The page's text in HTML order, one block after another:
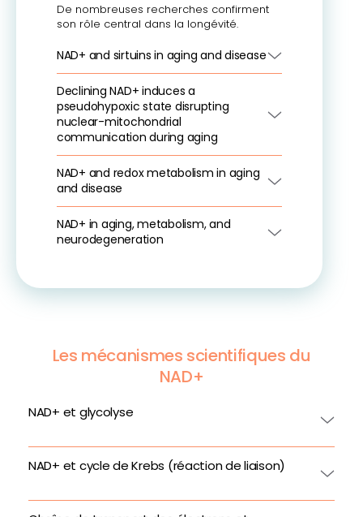
De nombreuses recherches confirment
son rôle central dans la longévité.
NAD+ and sirtuins in aging and disease
Declining NAD+ induces a
pseudohypoxic state disrupting
nuclear-mitochondrial
communication during aging
NAD+ and redox metabolism in aging
and disease
NAD+ in aging, metabolism, and
neurodegeneration
Les mécanismes scientifiques du
NAD+
NAD+ et glycolyse
NAD+ et cycle de Krebs (réaction de liaison)